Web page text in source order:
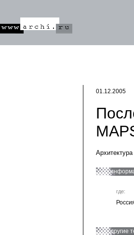
01.12.2005
Архитектура
где:
другие